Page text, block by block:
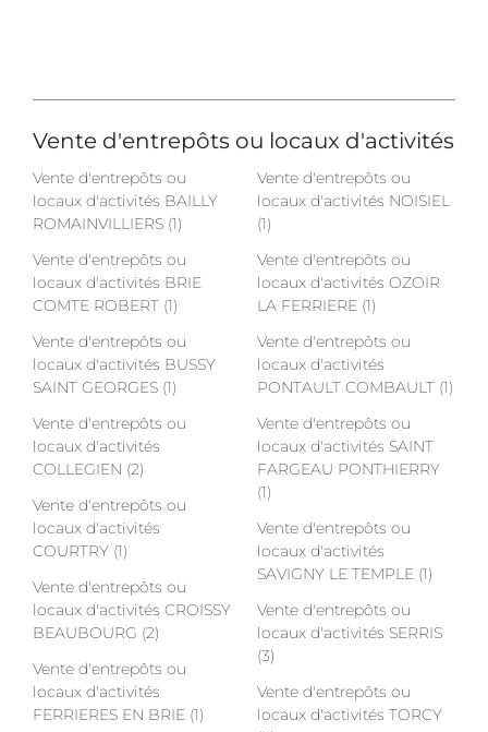
Vente d'entrepôts ou locaux d'activités
Vente d'entrepôts ou
locaux d'activités BAILLY
ROMAINVILLIERS (1)
Vente d'entrepôts ou
locaux d'activités BRIE
COMTE ROBERT (1)
Vente d'entrepôts ou
locaux d'activités BUSSY
SAINT GEORGES (1)
Vente d'entrepôts ou
locaux d'activités
COLLEGIEN (2)
Vente d'entrepôts ou
locaux d'activités
COURTRY (1)
Vente d'entrepôts ou
locaux d'activités CROISSY
BEAUBOURG (2)
Vente d'entrepôts ou
locaux d'activités
FERRIERES EN BRIE (1)
Vente d'entrepôts ou
locaux d'activités NOISIEL
(1)
Vente d'entrepôts ou
locaux d'activités OZOIR
LA FERRIERE (1)
Vente d'entrepôts ou
locaux d'activités
PONTAULT COMBAULT (1)
Vente d'entrepôts ou
locaux d'activités SAINT
FARGEAU PONTHIERRY
(1)
Vente d'entrepôts ou
locaux d'activités
SAVIGNY LE TEMPLE (1)
Vente d'entrepôts ou
locaux d'activités SERRIS
(3)
Vente d'entrepôts ou
locaux d'activités TORCY